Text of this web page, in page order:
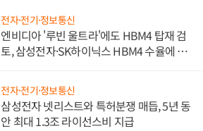
전자·전기·정보통신
엔비디아 '루빈 울트라'에도 HBM4 탑재 검
토, 삼성전자·SK하이닉스 HBM4 수율에 주
전자·전기·정보통신
삼성전자 넷리스트와 특허분쟁 매듭, 5년 동
안 최대 1.3조 라이선스비 지급